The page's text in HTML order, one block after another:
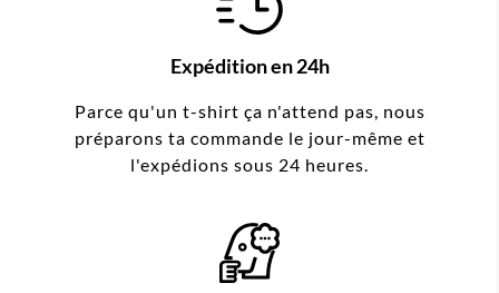
Expédition en 24h
Parce qu'un t-shirt ça n'attend pas, nous
préparons ta commande le jour-même et
l'expédions sous 24 heures.